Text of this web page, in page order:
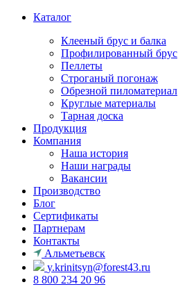
Каталог
Клееный брус и балка
Профилированный брус
Пеллеты
Строганый погонаж
Обрезной пиломатериал
Круглые материалы
Тарная доска
Продукция
Компания
Наша история
Наши награды
Вакансии
Производство
Блог
Сертификаты
Партнерам
Контакты
Альметьевск
y.krinitsyn@forest43.ru
8 800 234 20 96